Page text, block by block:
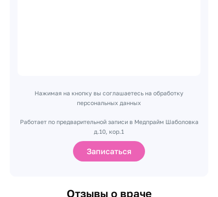
Нажимая на кнопку вы соглашаетесь на обработку
персональных данных
Работает по предварительной записи в Медпрайм Шаболовка
д.10, кор.1
Записаться
Отзывы о враче